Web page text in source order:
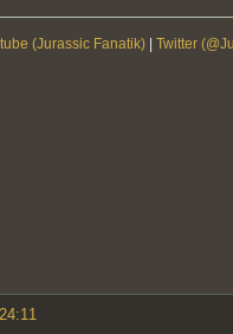
(Jurassic Fanatik) | Twitter